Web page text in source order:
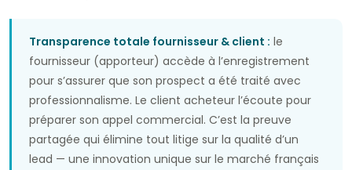
Transparence totale fournisseur & client : le
fournisseur (apporteur) accède à l’enregistrement
pour s’assurer que son prospect a été traité avec
professionnalisme. Le client acheteur l’écoute pour
préparer son appel commercial. C’est la preuve
partagée qui élimine tout litige sur la qualité d’un
lead — une innovation unique sur le marché français